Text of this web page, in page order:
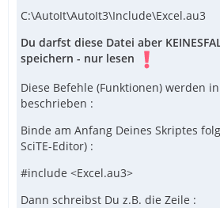
C:\AutoIt\AutoIt3\Include\Excel.au3
Du darfst diese Datei aber
speichern - nur lesen
Diese Befehle (Funktionen) werden
beschrieben :
Binde am Anfang Deines Skriptes
SciTE-Editor) :
#include <Excel.au3>
Dann schreibst Du z.B. die Zeile :